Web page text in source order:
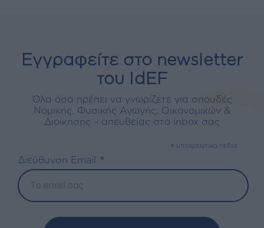
Εγγραφείτε στο newsletter
του IdEF
Όλα όσα πρέπει να γνωρίζετε για σπουδές
Νομικής, Φυσικής Αγωγής, Οικονομικών &
Διοίκησης – απευθείας στο inbox σας
* υποχρεωτικά πεδία
Διεύθυνση Email *